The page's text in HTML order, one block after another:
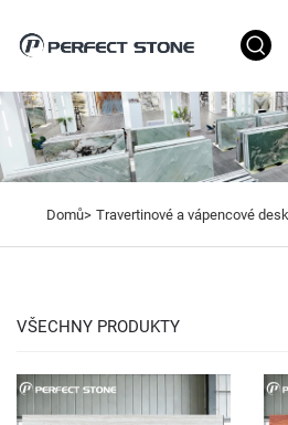
Domů> Travertinové a vápencové
VŠECHNY PRODUKTY